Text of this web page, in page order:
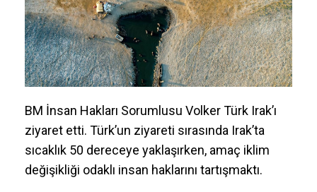
BM İnsan Hakları Sorumlusu Volker Türk Irak’ı
ziyaret etti. Türk’un ziyareti sırasında Irak’ta
sıcaklık 50 dereceye yaklaşırken, amaç iklim
değişikliği odaklı insan haklarını tartışmaktı.